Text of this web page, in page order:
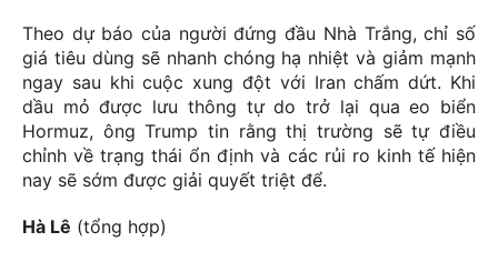
Theo dự báo của người đứng đầu Nhà Trắng, chỉ số
giá tiêu dùng sẽ nhanh chóng hạ nhiệt và giảm mạnh
ngay sau khi cuộc xung đột với Iran chấm dứt. Khi
dầu mỏ được lưu thông tự do trở lại qua eo biển
Hormuz, ông Trump tin rằng thị trường sẽ tự điều
chỉnh về trạng thái ổn định và các rủi ro kinh tế hiện
nay sẽ sớm được giải quyết triệt để.
Hà Lê (tổng hợp)